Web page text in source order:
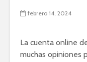
febrero 14, 2024
La cuenta online
muchas opiniones